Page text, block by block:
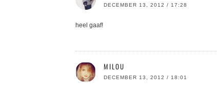
DECEMBER 13, 2012 / 17:28
heel gaaf!
MILOU
DECEMBER 13, 2012 / 18:01